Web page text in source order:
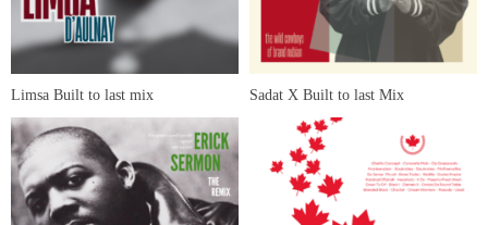
Limsa Built to last mix Sadat X Built to last Mix